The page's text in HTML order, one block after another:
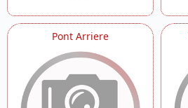
Pont Arriere